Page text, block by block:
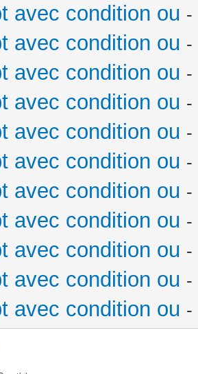
étage ouverte
fenêtre étage
Bureau =
Juliette =
avec condition ou -
avec condition ou -
avec condition ou -
avec condition ou -
avec condition ou -
avec condition ou -
avec condition ou -
avec condition ou -
avec condition ou -
avec condition ou -
avec condition ou -